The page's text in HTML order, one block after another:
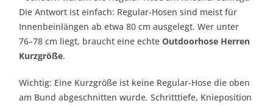
Die Antwort ist einfach: Regular-Hosen sind meist für
Innenbeinlängen ab etwa 80 cm ausgelegt. Wer unter
76–78 cm liegt, braucht eine echte Outdoorhose Herren
Kurzgröße.
Wichtig: Eine Kurzgröße ist keine Regular-Hose die oben
am Bund abgeschnitten wurde. Schritttiefe, Knieposition